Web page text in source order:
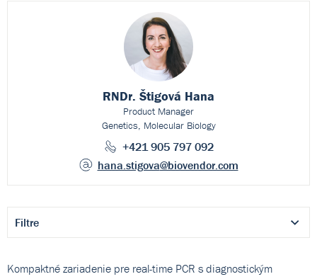
RNDr. Štigová Hana
Product Manager
Genetics, Molecular Biology
+421 905 797 092
hana.stigova@biovendor.com
Filtre
Kompaktné zariadenie pre real-time PCR s diagnostickým